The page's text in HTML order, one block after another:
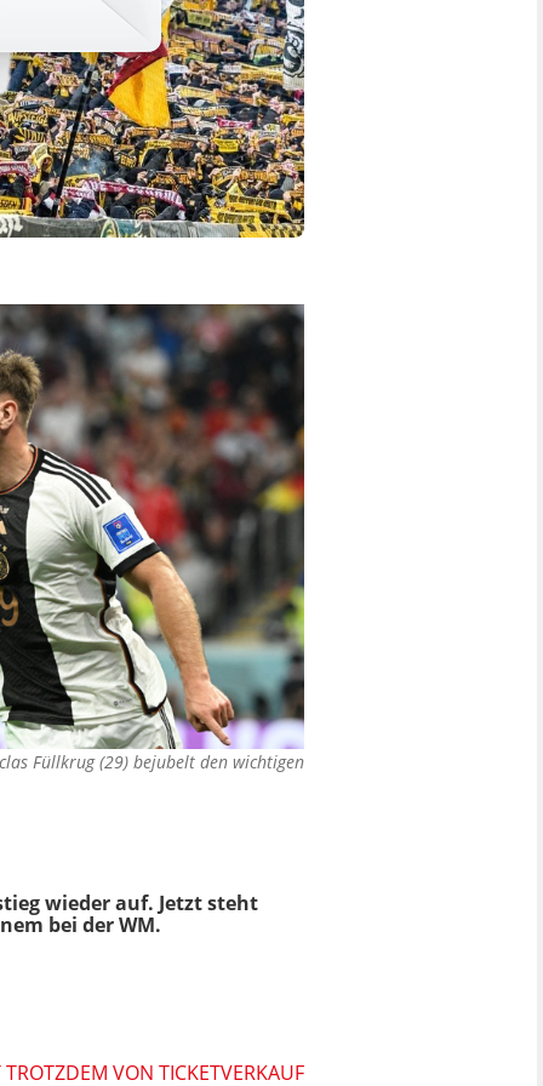
Füllkrug (29) bejubelt den wichtigen
wieder auf. Jetzt steht
bei der WM.
VON TICKETVERKAUF